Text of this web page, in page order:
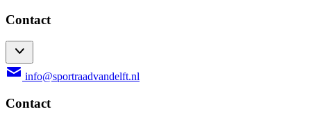
Contact
info@sportraadvandelft.nl
Contact